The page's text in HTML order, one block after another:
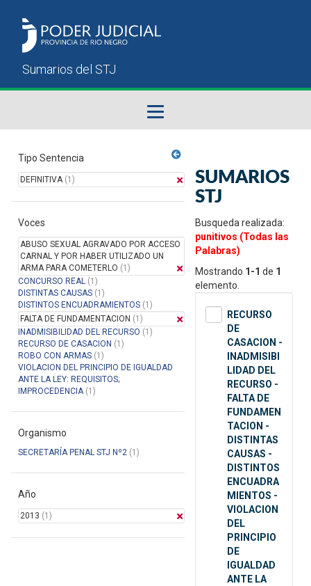
Sumarios del STJ
Manual del Usuario
Tipo Sentencia
DEFINITIVA(1)
Voces
ABUSO SEXUAL AGRAVADO POR ACCESO
CARNAL Y POR HABER UTILIZADO UN
ARMA PARA COMETERLO (1)
CONCURSO REAL (1)
DISTINTAS CAUSAS (1)
DISTINTOS ENCUADRAMIENTOS (1)
FALTA DE FUNDAMENTACION (1)
INADMISIBILIDAD DEL RECURSO (1)
RECURSO DE CASACION (1)
ROBO CON ARMAS (1)
VIOLACION DEL PRINCIPIO DE IGUALDAD
ANTE LA LEY: REQUISITOS;
IMPROCEDENCIA(1)
Organismo
SECRETARÍA PENAL STJ Nº2 (1)
Año
2013 (1)
SUMARIOS
STJ
Busqueda realizada:
punitivos (Todas las
Palabras)
Mostrando 1-1 de 1
elemento.
RECURSO
DE
CASACION -
INADMISIBI
LIDAD DEL
RECURSO -
FALTA DE
FUNDAMEN
TACION -
DISTINTAS
CAUSAS -
DISTINTOS
ENCUADRA
MIENTOS -
VIOLACION
DEL
PRINCIPIO
DE
IGUALDAD
ANTE LA